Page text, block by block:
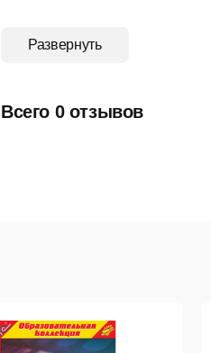
высокая степень
формируют и развивают
письма.
Развернуть
Всего 0 отзывов